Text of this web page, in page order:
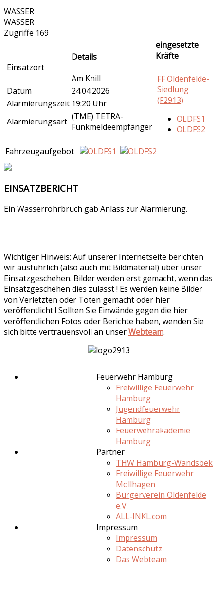
WASSER
WASSER
Zugriffe 169
Einsatzort
Details
Am Knill
Datum
24.04.2026
Alarmierungszeit 19:20 Uhr
Alarmierungsart (TME) TETRA-
Funkmeldeempfänger
eingesetzte
Kräfte
FF Oldenfelde-
Siedlung
(F2913)
OLDFS1
OLDFS2
Fahrzeugaufgebot
EINSATZBERICHT
Ein Wasserrohrbruch gab Anlass zur Alarmierung.
Wichtiger Hinweis: Auf unserer Internetseite berichten
wir ausführlich (also auch mit Bildmaterial) über unser
Einsatzgeschehen. Bilder werden erst gemacht, wenn das
Einsatzgeschehen dies zulässt ! Es werden keine Bilder
von Verletzten oder Toten gemacht oder hier
veröffentlicht ! Sollten Sie Einwände gegen die hier
veröffentlichen Fotos oder Berichte haben, wenden Sie
sich bitte vertrauensvoll an unserWebteam.
Feuerwehr Hamburg
Freiwillige Feuerwehr
Hamburg
Jugendfeuerwehr
Hamburg
Feuerwehrakademie
Hamburg
Partner
THW Hamburg-Wandsbek
Freiwillige Feuerwehr
Mollhagen
Bürgerverein Oldenfelde
e.V.
ALL-INKL.com
Impressum
Impressum
Datenschutz
Das Webteam